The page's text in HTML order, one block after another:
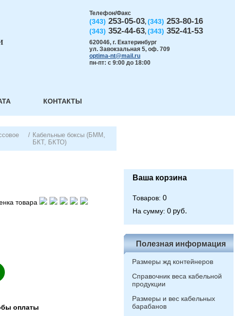
Телефон/Факс
(343) 253-05-03, (343) 253-80-16
(343) 352-44-63, (343) 352-41-53
620046, г. Екатеринбург
ул. Завокзальная 5, оф. 709
optima-nt@mail.ru
пн-пт: с 9:00 до 18:00
КОНТАКТЫ
/ Кабельные боксы (БММ,
БКТ, БКТО)
товара
оплаты
Ваша корзина
Товаров: 0
На сумму: 0 руб.
Полезная информация
Размеры жд контейнеров
Справочник веса кабельной
продукции
Размеры и вес кабельных
барабанов